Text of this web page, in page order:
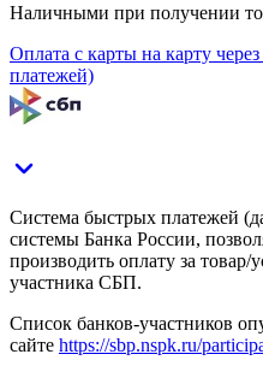
Наличными при получении
Оплата с карты на карту
платежей)
Система быстрых платежей
системы Банка России,
производить оплату за
участника СБП.
Список банков-участников
сайте https://sbp.nspk.ru/